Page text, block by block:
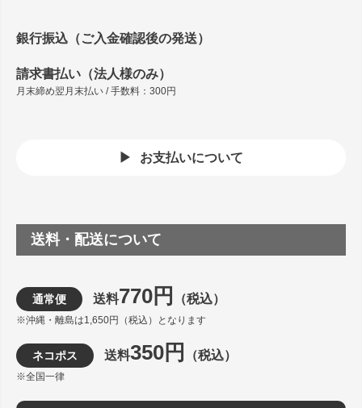
銀行振込（ご入金確認後の発送）
請求書払い（法人様のみ）
月末締め翌月末払い / 手数料：300円
お支払いについて
送料・配送について
通常便 送料770円 （税込）
※沖縄・離島は1,650円（税込）となります
ネコポス 送料350円 （税込）
※全国一律